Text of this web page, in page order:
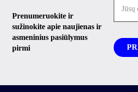
Prenumeruokite ir
sužinokite apie naujienas ir
asmeninius pasiūlymus
pirmi